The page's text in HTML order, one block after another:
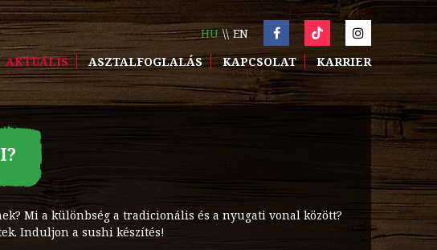
HU
EN
AKTUÁLIS ASZTALFOGLALÁS KAPCSOLAT KARRIER
Mi a különbség a tradicionális és a nyugati vonal között?
Induljon a sushi készítés!